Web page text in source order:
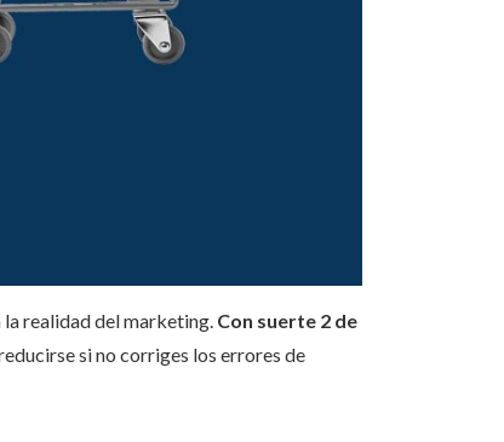
realidad del marketing. Con suerte 2 de
si no corriges los errores de